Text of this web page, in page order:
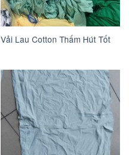
Vải Lau Cotton Thấm Hút Tốt